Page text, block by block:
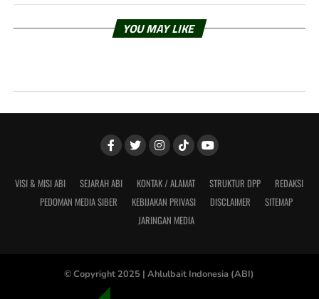
YOU MAY LIKE
VISI & MISI ABI SEJARAH ABI KONTAK / ALAMAT STRUKTUR DPP
REDAKSI
PEDOMAN MEDIA SIBER
KEBIJAKAN PRIVASI DISCLAIMER
SITEMAP
JARINGAN MEDIA
© Copyright 2025 | Ahlulbait Indonesia (ABI)